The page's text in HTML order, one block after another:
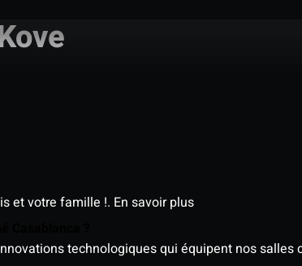
et votre famille !. En savoir plus
technologiques qui équipent nos salles